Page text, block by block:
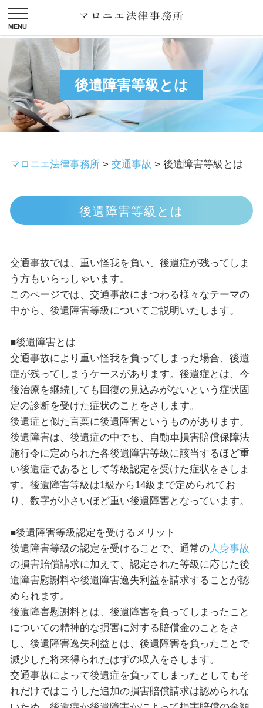
後遺障害等級とは
マロニエ法律事務所 > 交通事故 > 後遺障害等級とは
後遺障害等級とは
交通事故では、重い怪我を負い、後遺症が残ってしま
う方もいらっしゃいます。
このページでは、交通事故にまつわる様々なテーマの
中から、後遺障害等級についてご説明いたします。
■後遺障害とは
交通事故により重い怪我を負ってしまった場合、後遺
症が残ってしまうケースがあります。後遺症とは、今
後治療を継続しても回復の見込みがないという症状固
定の診断を受けた症状のことをさします。
後遺症と似た言葉に後遺障害というものがあります。
後遺障害は、後遺症の中でも、自動車損害賠償保障法
施行令に定められた各後遺障害等級に該当するほど重
い後遺症であるとして等級認定を受けた症状をさしま
す。後遺障害等級は1級から14級まで定められてお
り、数字が小さいほど重い後遺障害となっています。
■後遺障害等級認定を受けるメリット
後遺障害等級の認定を受けることで、通常の人身事故
の損害賠償請求に加えて、認定された等級に応じた後
遺障害慰謝料や後遺障害逸失利益を請求することが認
められます。
後遺障害慰謝料とは、後遺障害を負ってしまったこと
についての精神的な損害に対する賠償金のことをさ
し、後遺障害逸失利益とは、後遺障害を負ったことで
減少した将来得られたはずの収入をさします。
交通事故によって後遺症を負ってしまったとしてもそ
れだけではこうした追加の損害賠償請求は認められな